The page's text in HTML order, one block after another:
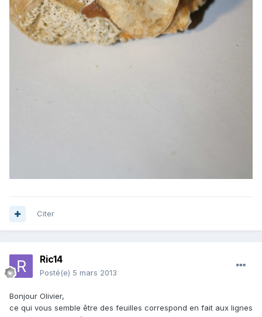
Citer
Ric14
Posté(e) 5 mars 2013
Bonjour Olivier,
ce qui vous semble être des feuilles correspond en fait aux lignes